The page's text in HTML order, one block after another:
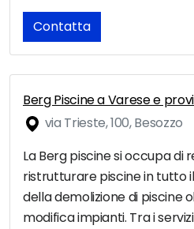
Contatta
Berg Piscine a Varese e
via Trieste, 100, Besozzo
La Berg piscine si occupa di
ristrutturare piscine in tutto
della demolizione di piscine
modifica impianti. Tra i